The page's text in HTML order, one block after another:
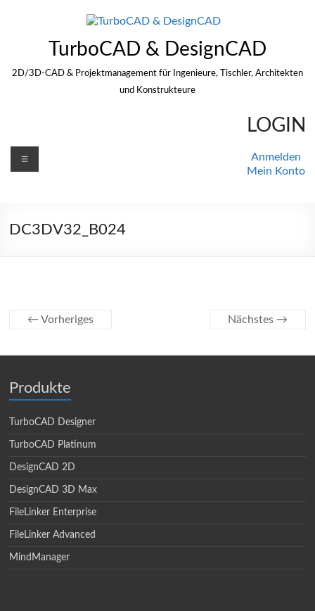
TurboCAD & DesignCAD
2D/3D-CAD & Projektmanagement für Ingenieure, Tischler, Architekten
und Konstrukteure
LOGIN
Anmelden
Mein Konto
Menü
DC3DV32_B024
← Vorheriges Nächstes →
Produkte
TurboCAD Designer
TurboCAD Platinum
DesignCAD 2D
DesignCAD 3D Max
FileLinker Enterprise
FileLinker Advanced
MindManager